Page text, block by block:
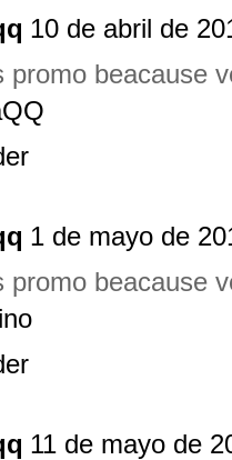
10 de abril de
promo beacause
1 de mayo de
promo beacause
11 de mayo de